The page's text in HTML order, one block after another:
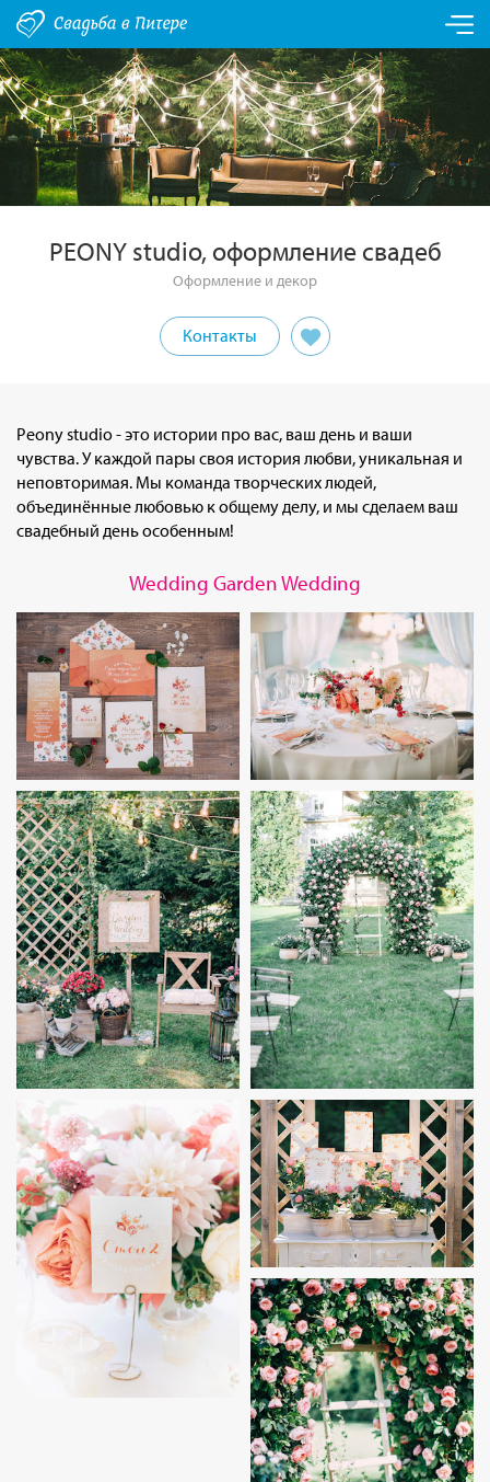
PEONY studio, оформление свадеб
Оформление и декор
Контакты
Peony studio - это истории про вас, ваш день и ваши
чувства. У каждой пары своя история любви, уникальная и
неповторимая. Мы команда творческих людей,
объединённые любовью к общему делу, и мы сделаем ваш
свадебный день особенным!
Wedding Garden Wedding